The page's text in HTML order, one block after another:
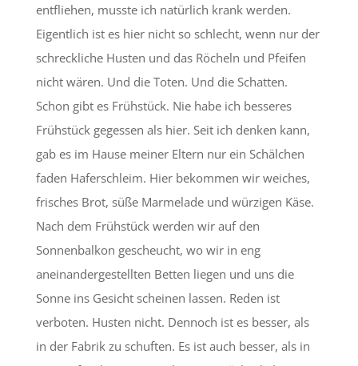
entfliehen, musste ich natürlich krank werden.
Eigentlich ist es hier nicht so schlecht, wenn nur der
schreckliche Husten und das Röcheln und Pfeifen
nicht wären. Und die Toten. Und die Schatten.
Schon gibt es Frühstück. Nie habe ich besseres
Frühstück gegessen als hier. Seit ich denken kann,
gab es im Hause meiner Eltern nur ein Schälchen
faden Haferschleim. Hier bekommen wir weiches,
frisches Brot, süße Marmelade und würzigen Käse.
Nach dem Frühstück werden wir auf den
Sonnenbalkon gescheucht, wo wir in eng
aneinandergestellten Betten liegen und uns die
Sonne ins Gesicht scheinen lassen. Reden ist
verboten. Husten nicht. Dennoch ist es besser, als
in der Fabrik zu schuften. Es ist auch besser, als in